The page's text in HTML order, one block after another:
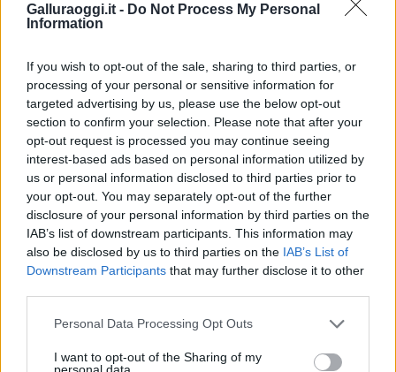
Galluraoggi.it - Do Not Process My Personal
Information
If you wish to opt-out of the sale, sharing to third parties, or
processing of your personal or sensitive information for
targeted advertising by us, please use the below opt-out
section to confirm your selection. Please note that after your
opt-out request is processed you may continue seeing
interest-based ads based on personal information utilized by
us or personal information disclosed to third parties prior to
your opt-out. You may separately opt-out of the further
disclosure of your personal information by third parties on the
IAB’s list of downstream participants. This information may
also be disclosed by us to third parties on the IAB’s List of
Downstream Participants that may further disclose it to other
Please note that this website/app uses one or more Google
not limited to your visit or usage behaviour. You may click to
Personal Data Processing Opt Outs
I want to opt-out of the Sharing of my
personal data.
Inviaci le tue segnalazioni,
Su WhatsApp al numero +39
345 356 7512
Notizie in tempo reale?
Entra nel canale telegram di
GalluraOggi.it
Ricevi le nostre ultime news